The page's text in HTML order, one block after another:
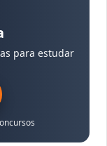
para estudar